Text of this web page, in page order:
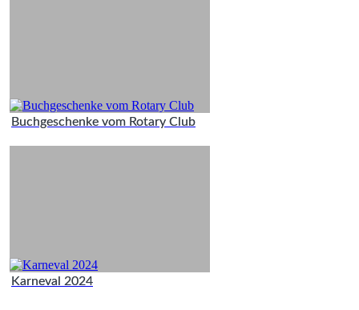
Buchgeschenke vom Rotary Club
Karneval 2024